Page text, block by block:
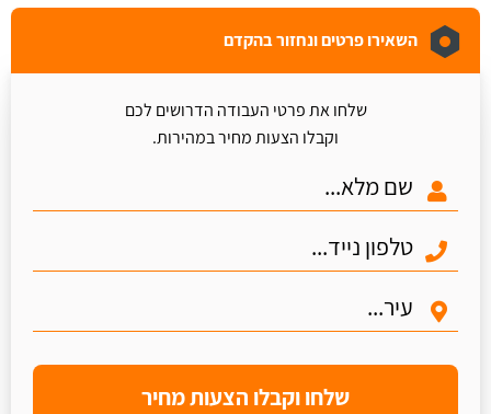
השאירו פרטים ונחזור בהקדם
שלחו את פרטי העבודה הדרושים לכם
וקבלו הצעות מחיר במהירות.
שלחו וקבלו הצעות מחיר